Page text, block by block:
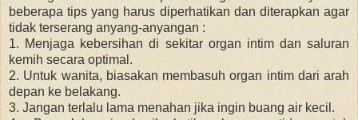
beberapa tips yang harus diperhatikan dan diterapkan agar
tidak terserang anyang-anyangan :
1. Menjaga kebersihan di sekitar organ intim dan saluran
kemih secara optimal.
2. Untuk wanita, biasakan membasuh organ intim dari arah
depan ke belakang.
3. Jangan terlalu lama menahan jika ingin buang air kecil.